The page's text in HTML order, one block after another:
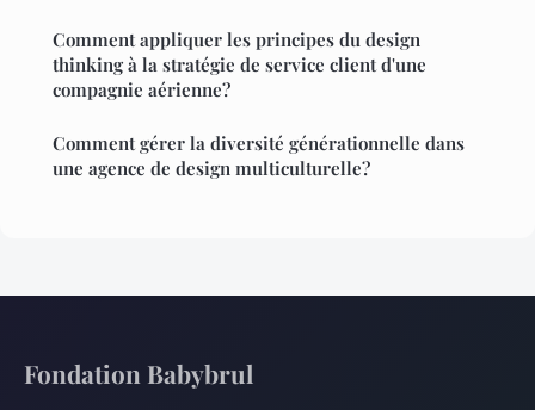
Comment appliquer les principes du design
thinking à la stratégie de service client d'une
compagnie aérienne?
Comment gérer la diversité générationnelle dans
une agence de design multiculturelle?
Fondation Babybrul